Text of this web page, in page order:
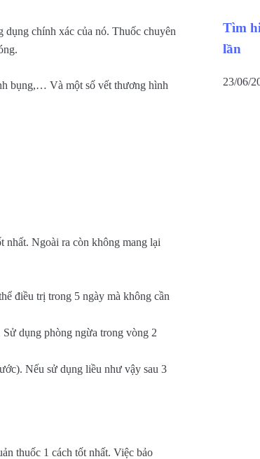
chính xác của nó. Thuốc chuyên
bụng,… Và một số vết thương hình
nhất. Ngoài ra còn không mang lại
điều trị trong 5 ngày mà không cần
dụng phòng ngừa trong vòng 2
Nếu sử dụng liều như vậy sau 3
thuốc 1 cách tốt nhất. Việc bảo
Tìm
lần
23/06/